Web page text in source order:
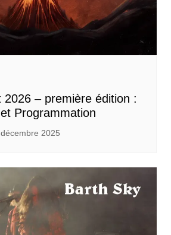
2026 – première édition :
Programmation
2025